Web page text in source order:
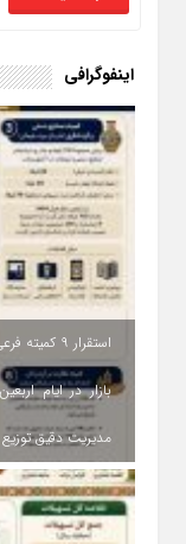
اینفوگرافی
استقرار ۹
مدیریت دقیق